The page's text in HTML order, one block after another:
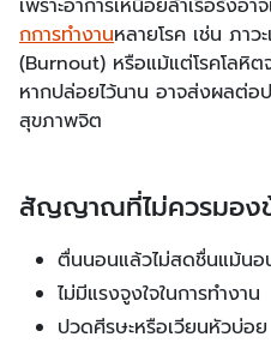
เพราะอาการเหนื่อยล้าเรื้อรังอ
กการทํางานหลายโรค เช่น ภาว
(Burnout) หรือแม้แต่โรคโลหิ
หากปล่อยไว้นาน อาจส่งผลต่อ
สุขภาพจิต
สัญญาณที่ไม่ควรมอง
ตื่นนอนแล้วไม่สดชื่นแม้น
ไม่มีแรงจูงใจในการทำงาน
ปวดศีรษะหรือเวียนหัวบ่อย